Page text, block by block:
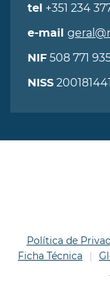
tel +351 234
e-mail
NIF 508 771
NISS
Política de
Ficha Técnica